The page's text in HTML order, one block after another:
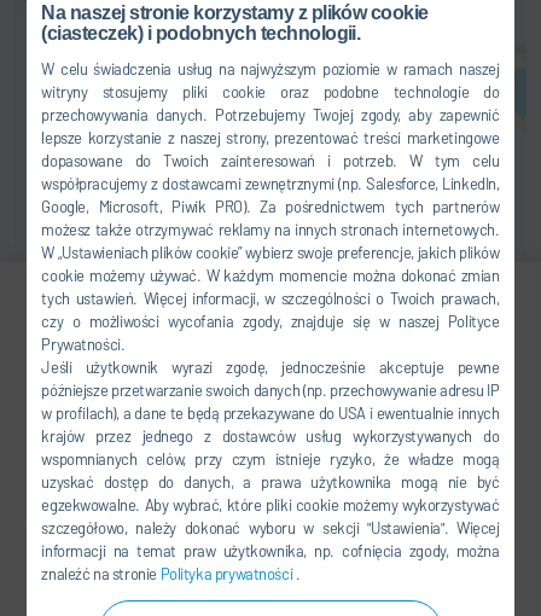
Na naszej stronie korzystamy z plików cookie
(ciasteczek) i podobnych technologii.
W celu świadczenia usług na najwyższym poziomie w ramach naszej
witryny stosujemy pliki cookie oraz podobne technologie do
przechowywania danych. Potrzebujemy Twojej zgody, aby zapewnić
lepsze korzystanie z naszej strony, prezentować treści marketingowe
dopasowane do Twoich zainteresowań i potrzeb. W tym celu
współpracujemy z dostawcami zewnętrznymi (np. Salesforce, LinkedIn,
Google, Microsoft, Piwik PRO). Za pośrednictwem tych partnerów
możesz także otrzymywać reklamy na innych stronach internetowych.
W „Ustawieniach plików cookie” wybierz swoje preferencje, jakich plików
cookie możemy używać. W każdym momencie można dokonać zmian
tych ustawień. Więcej informacji, w szczególności o Twoich prawach,
czy o możliwości wycofania zgody, znajduje się w naszej Polityce
Prywatności.
Jeśli użytkownik wyrazi zgodę, jednocześnie akceptuje pewne
późniejsze przetwarzanie swoich danych (np. przechowywanie adresu IP
w profilach), a dane te będą przekazywane do USA i ewentualnie innych
krajów przez jednego z dostawców usług wykorzystywanych do
wspomnianych celów, przy czym istnieje ryzyko, że władze mogą
uzyskać dostęp do danych, a prawa użytkownika mogą nie być
egzekwowalne. Aby wybrać, które pliki cookie możemy wykorzystywać
szczegółowo, należy dokonać wyboru w sekcji "Ustawienia". Więcej
informacji na temat praw użytkownika, np. cofnięcia zgody, można
znaleźć na stronie Polityka prywatności.
ZGODA
Jiaying Yu
MARKETING
+86 21 3979-1554
Jiaying.Yu@durr.com.cn
Dürr Paintshop Systems
Engineering (Shanghai) Co., Ltd.
No.665 YingShun Road, Qingpu